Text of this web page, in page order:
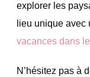
explorer les
lieu unique
vacances dans
N’hésitez pas à